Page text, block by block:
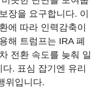
장을 요구합니다. 이
에 따라 인력감축이
해 트럼프는 IRA 폐
전환 속도를 늦춰 일
. 표심 잡기엔 유리
위입니다.